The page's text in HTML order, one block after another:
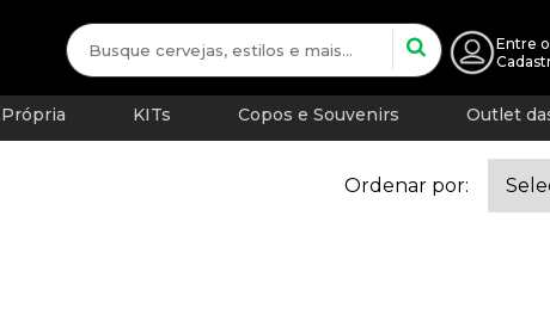
Entre
KITs Copos e Souvenirs Outlet
Ordenar por: